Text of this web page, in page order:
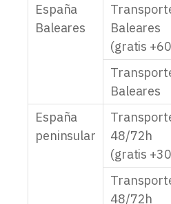
España
Baleares
Baleares
(gratis
Baleares
España
peninsular
48/72h
(gratis
48/72h